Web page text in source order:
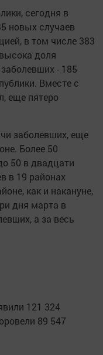
сегодня в
новых случаев
в том числе 383
доля
- 185
Вместе с
еще пятеро
заболевших, еще
Более 50
50 в двадцати
в 19 районах
как и накануне,
дня марта в
а за весь
121 324
89 547